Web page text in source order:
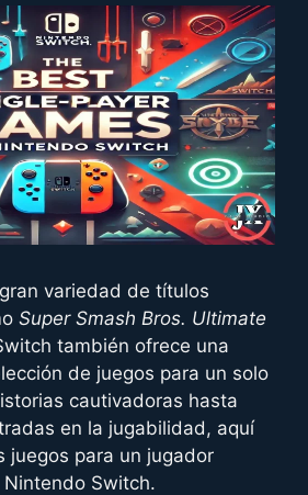
variedad de títulos
Super Smash Bros. Ultimate
también ofrece una
de juegos para un solo
cautivadoras hasta
en la jugabilidad, aquí
juegos para un jugador
Switch.